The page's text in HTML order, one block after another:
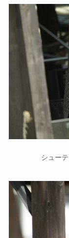
シュー